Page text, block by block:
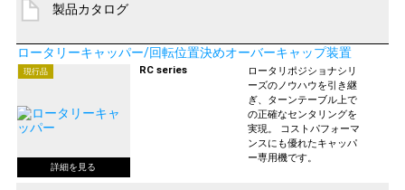
製品カタログ
ロータリーキャッパー/回転位置決めオーバーキャップ装置
現行品 RC series
ロータリポジショナシリ
ーズのノウハウを引き継
ぎ、ターンテーブル上で
の正確なセンタリングを
実現。 コストパフォーマ
ンスにも優れたキャッパ
ー専用機です。